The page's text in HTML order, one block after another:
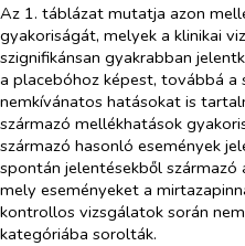
Az 1. táblázat mutatja azon
gyakoriságát, melyek a klinikai
szignifikánsan gyakrabban
a placebóhoz képest, továbbá a
nemkívánatos hatásokat is
származó mellékhatások
származó hasonló események
spontán jelentésekből
mely eseményeket a
kontrollos vizsgálatok során
kategóriába sorolták.